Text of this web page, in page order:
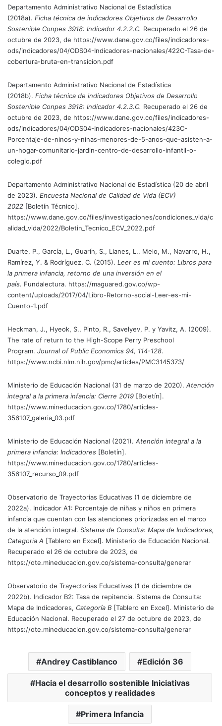
Departamento Administrativo Nacional de Estadística
(2018a). Ficha técnica de indicadores Objetivos de Desarrollo
Sostenible Conpes 3918: Indicador 4.2.2.C. Recuperado el 26 de
octubre de 2023, de https://www.dane.gov.co/files/indicadores-
ods/indicadores/04/ODS04-Indicadores-nacionales/422C-Tasa-de-
cobertura-bruta-en-transicion.pdf
Departamento Administrativo Nacional de Estadística
(2018b). Ficha técnica de indicadores Objetivos de Desarrollo
Sostenible Conpes 3918: Indicador 4.2.3.C. Recuperado el 26 de
octubre de 2023, de https://www.dane.gov.co/files/indicadores-
ods/indicadores/04/ODS04-Indicadores-nacionales/423C-
Porcentaje-de-ninos-y-ninas-menores-de-5-anos-que-asisten-a-
un-hogar-comunitario-jardin-centro-de-desarrollo-infantil-o-
colegio.pdf
Departamento Administrativo Nacional de Estadística (20 de abril
de 2023). Encuesta Nacional de Calidad de Vida (ECV)
2022 [Boletín Técnico].
https://www.dane.gov.co/files/investigaciones/condiciones_vida/c
alidad_vida/2022/Boletin_Tecnico_ECV_2022.pdf
Duarte, P., García, L., Guarín, S., Llanes, L., Melo, M., Navarro, H.,
Ramírez, Y. & Rodríguez, C. (2015). Leer es mi cuento: Libros para
la primera infancia, retorno de una inversión en el
país. Fundalectura. https://maguared.gov.co/wp-
content/uploads/2017/04/Libro-Retorno-social-Leer-es-mi-
Cuento-1.pdf
Heckman, J., Hyeok, S., Pinto, R., Savelyev, P. y Yavitz, A. (2009).
The rate of return to the High-Scope Perry Preschool
Program. Journal of Public Economics 94, 114-128.
https://www.ncbi.nlm.nih.gov/pmc/articles/PMC3145373/
Ministerio de Educación Nacional (31 de marzo de 2020). Atención
integral a la primera infancia: Cierre 2019 [Boletín].
https://www.mineducacion.gov.co/1780/articles-
356107_galeria_03.pdf
Ministerio de Educación Nacional (2021). Atención integral a la
primera infancia: Indicadores [Boletín].
https://www.mineducacion.gov.co/1780/articles-
356107_recurso_09.pdf
Observatorio de Trayectorias Educativas (1 de diciembre de
2022a). Indicador A1: Porcentaje de niñas y niños en primera
infancia que cuentan con las atenciones priorizadas en el marco
de la atención integral. Sistema de Consulta: Mapa de Indicadores,
Categoría A [Tablero en Excel]. Ministerio de Educación Nacional.
Recuperado el 26 de octubre de 2023, de
https://ote.mineducacion.gov.co/sistema-consulta/generar
Observatorio de Trayectorias Educativas (1 de diciembre de
2022b). Indicador B2: Tasa de repitencia. Sistema de Consulta:
Mapa de Indicadores, Categoría B [Tablero en Excel]. Ministerio de
Educación Nacional. Recuperado el 27 de octubre de 2023, de
https://ote.mineducacion.gov.co/sistema-consulta/generar
Andrey Castiblanco Edición 36
Hacia el desarrollo sostenible Iniciativas
conceptos y realidades
Primera Infancia